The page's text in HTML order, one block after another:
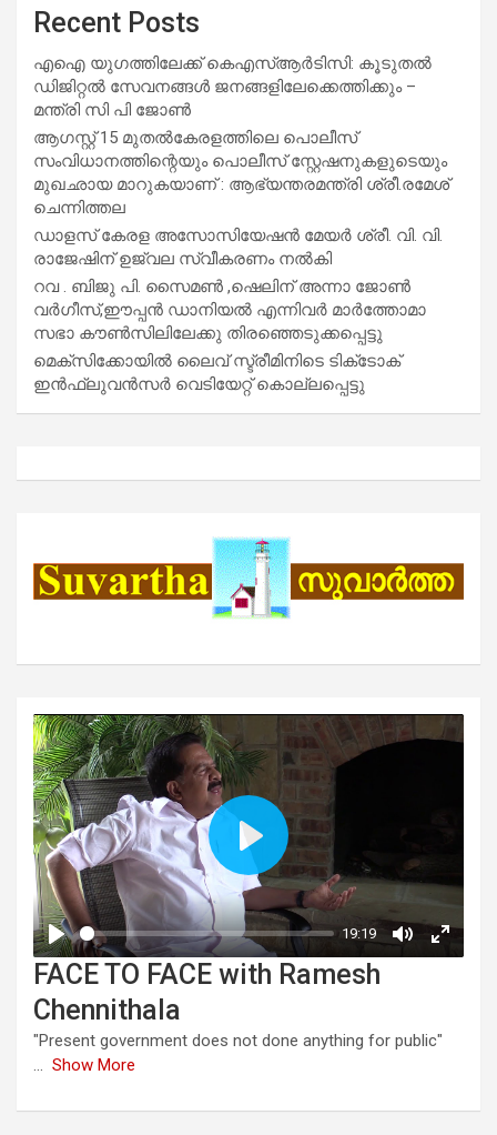
Recent Posts
എഐ യുഗത്തിലേക്ക് കെഎസ്ആർടിസി: കൂടുതൽ
ഡിജിറ്റൽ സേവനങ്ങൾ ജനങ്ങളിലേക്കെത്തിക്കും –
മന്ത്രി സി പി ജോൺ
ആഗസ്റ്റ് 15 മുതല്‍കേരളത്തിലെ പൊലീസ്
സംവിധാനത്തിന്റെയും പൊലീസ് സ്റ്റേഷനുകളുടെയും
മുഖഛായ മാറുകയാണ് : ആഭ്യന്തരമന്ത്രി ശ്രീ.രമേശ്
ചെന്നിത്തല
ഡാളസ് കേരള അസോസിയേഷൻ മേയർ ശ്രീ. വി. വി.
രാജേഷിന് ഉജ്വല സ്വീകരണം നൽകി
റവ . ബിജു പി. സൈമൺ ,ഷെലിന് അന്നാ ജോൺ
വർഗീസ്,ഈപ്പൻ ഡാനിയൽ എന്നിവർ മാർത്തോമാ
സഭാ കൗൺസിലിലേക്കു തിരഞ്ഞെടുക്കപ്പെട്ടു
മെക്സിക്കോയിൽ ലൈവ് സ്ട്രീമിനിടെ ടിക്‌ടോക്
ഇൻഫ്ലുവൻസർ വെടിയേറ്റ് കൊല്ലപ്പെട്ടു
FACE TO FACE with Ramesh
Chennithala
"Present government does not done anything for public"
... Show More